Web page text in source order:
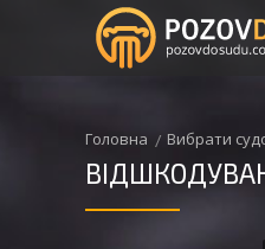
Головна Вибрати